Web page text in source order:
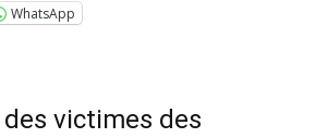
WhatsApp
victimes des